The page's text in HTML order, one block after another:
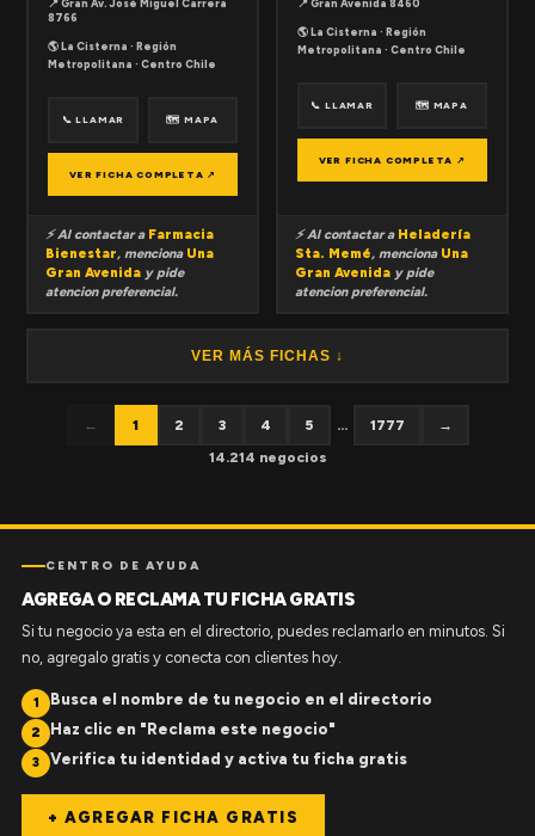
📍 Gran Av. José Miguel Carrera
8766
🌎 La Cisterna · Región
Metropolitana · Centro Chile
📞 LLAMAR 🗺 MAPA
VER FICHA COMPLETA ↗
⚡ Al contactar a Farmacia
Bienestar, menciona Una
Gran Avenida y pide
atencion preferencial.
📍 Gran Avenida 8460
🌎 La Cisterna · Región
Metropolitana · Centro Chile
📞 LLAMAR 🗺 MAPA
VER FICHA COMPLETA ↗
⚡ Al contactar a Heladería
Sta. Memé, menciona Una
Gran Avenida y pide
atencion preferencial.
VER MÁS FICHAS ↓
← 1 2 3 4 5 ... 1777
→
14.214 negocios
CENTRO DE AYUDA
AGREGA O RECLAMA TU FICHA GRATIS
Si tu negocio ya esta en el directorio, puedes reclamarlo en minutos. Si
no, agregalo gratis y conecta con clientes hoy.
1 Busca el nombre de tu negocio en el directorio
2 Haz clic en "Reclama este negocio"
3 Verifica tu identidad y activa tu ficha gratis
+ AGREGAR FICHA GRATIS